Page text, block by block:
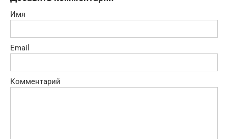
Имя
Email
Комментарий